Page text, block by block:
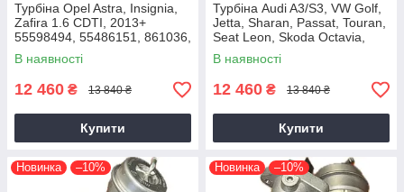
Турбіна Opel Astra, Insignia,
Zafira 1.6 CDTI, 2013+
55598494, 55486151, 861036,
54389700021, 54389700003
В наявності
12 460 ₴ 13 840 ₴
Купити
Турбіна Audi A3/S3, VW Golf,
Jetta, Sharan, Passat, Touran,
Seat Leon, Skoda Octavia,
Superb 2.0 TDI, CKRA
В наявності
12 460 ₴ 13 840 ₴
Купити
Новинка –10% Новинка –10%